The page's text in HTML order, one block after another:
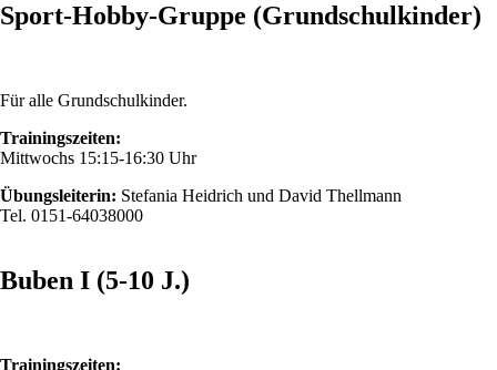
Sport-Hobby-Gruppe (Grundschulkinder)
Für alle Grundschulkinder.
Trainingszeiten:
Mittwochs 15:15-16:30 Uhr
Übungsleiterin: Stefania Heidrich und David Thellmann
Tel. 0151-64038000
Buben I (5-10 J.)
Trainingszeiten: